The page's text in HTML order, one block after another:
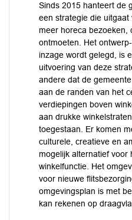
Sinds 2015 hanteert de
een strategie die
meer horeca bezoeken,
ontmoeten. Het
inzage wordt gelegd, is
uitvoering van deze
andere dat de
aan de randen van het
verdiepingen boven
aan drukke
toegestaan. Er komen
culturele, creatieve en
mogelijk alternatief voor
winkelfunctie. Het
voor nieuwe
omgevingsplan is met
kan rekenen op